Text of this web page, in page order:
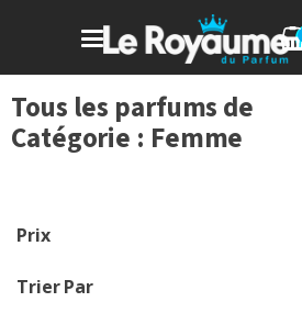
Tous les parfums de
Catégorie : Femme
Prix
Trier Par